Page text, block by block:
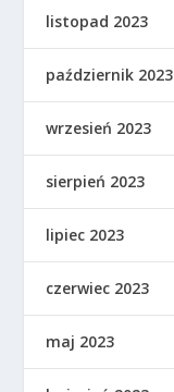
listopad 2023
październik 2023
wrzesień 2023
sierpień 2023
lipiec 2023
czerwiec 2023
maj 2023